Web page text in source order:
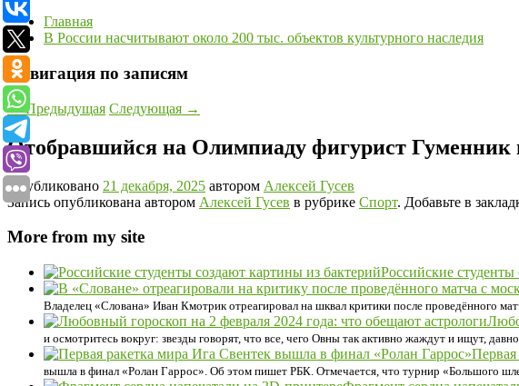
Главная
В России насчитывают около 200 тыс. объектов культурного наследия
Навигация по записям
←Предыдущая Следующая →
Отобравшийся на Олимпиаду фигурист Гуменник
Опубликовано 21 декабря, 2025 автором Алексей Гусев
Запись опубликована автором Алексей Гусев в рубрике Спорт. Добавьте в
More from my site
Российские
Владелец «Слована» Иван Кмотрик отреагировал на шквал критики после
и осмотритесь вокруг: звезды говорят, что все, чего Овны так активно жаждут и ищут,
вышла в финал «Ролан Гаррос». Об этом пишет РБК. Отмечается, что турнир «Большого